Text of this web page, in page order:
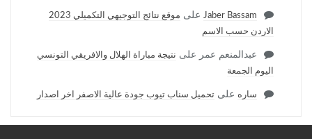
Jaber Bassam على
موقع نتائج التوجيهي التكميلي 2023
الاردن حسب الاسم
عبدالمنعم عمر على نتيجة مباراة الهلال والافريقي التونسي
اليوم الجمعة
ساره على تحميل سناب تيوب جودة عالية الاصفر اخر اصدار